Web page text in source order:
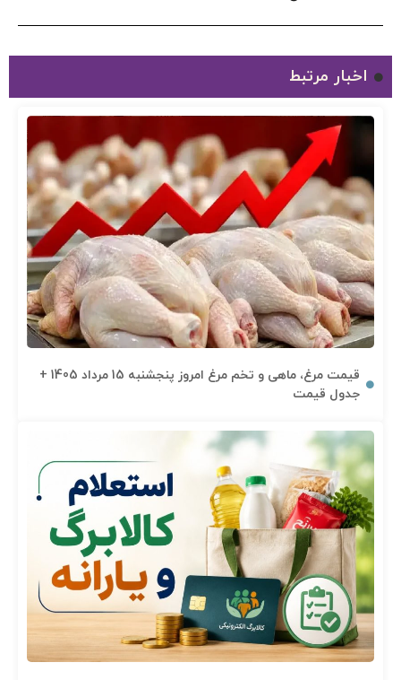
اخبار مرتبط
قیمت مرغ، ماهی و تخم مرغ امروز پنجشنبه 15 مرداد 1405 +
جدول قیمت